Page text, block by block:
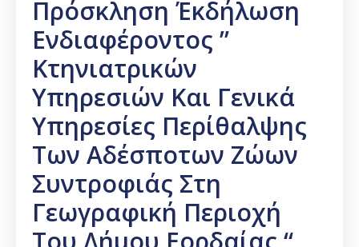
Πρόσκληση Έκδήλωση
Ενδιαφέροντος ”
Κτηνιατρικών
Υπηρεσιών Και Γενικά
Υπηρεσίες Περίθαλψης
Των Αδέσποτων Ζώων
Συντροφιάς Στη
Γεωγραφική Περιοχή